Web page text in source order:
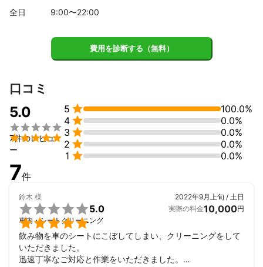
全日 9:00〜22:00
費用を診断する（無料）
口コミ
5.0


7件のレビュ
ー
5 
100.0%
4 
0.0%
3 
0.0%
2 
0.0%
1  0.0%
7件
鈴木 様


5.0
車内・シートクリーニング
2022年9月上旬 / 土日
実際の料金10,000円
飲み物を車のシートにこぼしてしまい、クリーニングをして
いただきました。
迅速丁寧なご対応と作業をいただきました。